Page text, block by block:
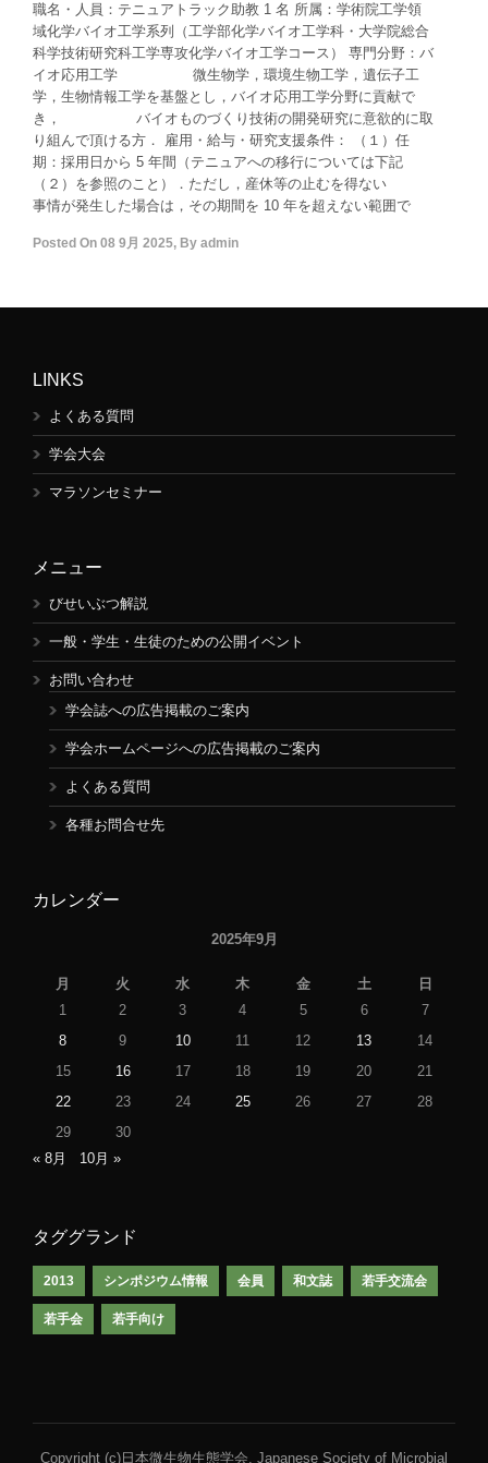
職名・人員：テニュアトラック助教 1 名 所属：学術院工学領
域化学バイオ工学系列（工学部化学バイオ工学科・大学院総合
科学技術研究科工学専攻化学バイオ工学コース） 専門分野：バ
イオ応用工学 微生物学，環境生物工学，遺伝子工
学，生物情報工学を基盤とし，バイオ応用工学分野に貢献で
き， バイオものづくり技術の開発研究に意欲的に取
り組んで頂ける方． 雇用・給与・研究支援条件： （１）任
期：採用日から 5 年間（テニュアへの移行については下記
（２）を参照のこと）．ただし，産休等の止むを得ない
事情が発生した場合は，その期間を 10 年を超えない範囲で
Posted On 08 9月 2025, By admin
LINKS
よくある質問
学会大会
マラソンセミナー
メニュー
びせいぶつ解説
一般・学生・生徒のための公開イベント
お問い合わせ
学会誌への広告掲載のご案内
学会ホームページへの広告掲載のご案内
よくある質問
各種お問合せ先
カレンダー
2025年9月
月 火 水 木 金 土
日
1
2 3 4 5 6
7
8
9 10 11 12 13
14
15
16 17 18 19 20
21
22
23 24 25 26 27
28
29
30
« 8月
10月 »
タググランド
2013 シンポジウム情報 会員 和文誌 若手交流会
若手会 若手向け
Copyright (c)日本微生物生態学会, Japanese Society of Microbial